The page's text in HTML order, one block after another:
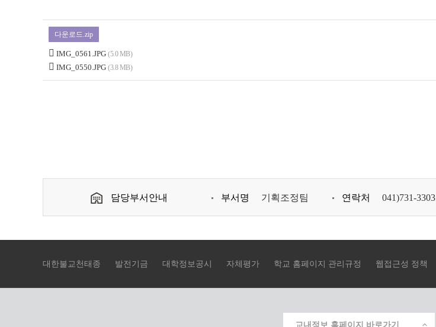
다운로드.zip
IMG_0561.JPG (5.0 MB)
IMG_0550.JPG (3.8 MB)
담당부서안내 부서명 기획조정팀 연락처 041)731-3303
대한불교천태종 발전기금 대학정보공시 자체평가 학교 홈페이지 관리규정 웹접근성 정책
교내정보 홈페이지 바로가기